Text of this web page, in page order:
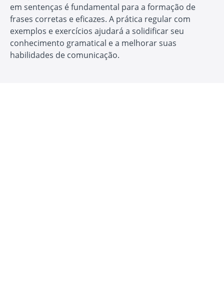
em sentenças é fundamental para a formação de
frases corretas e eficazes. A prática regular com
exemplos e exercícios ajudará a solidificar seu
conhecimento gramatical e a melhorar suas
habilidades de comunicação.